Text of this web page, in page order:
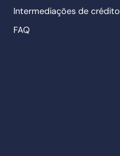
Intermediações de crédito
FAQ